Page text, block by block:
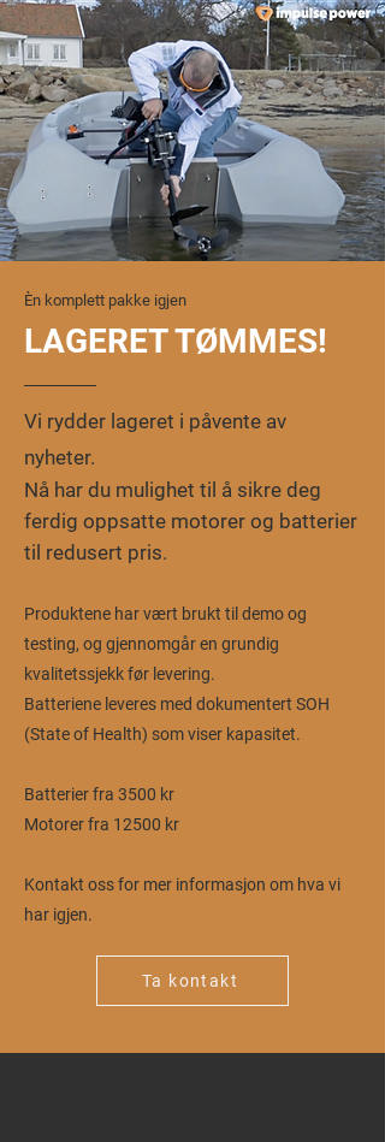
Èn komplett pakke igjen
LAGERET TØMMES!
Vi rydder lageret i påvente av
nyheter.
Nå har du mulighet til å sikre deg
ferdig oppsatte motorer og batterier
til redusert pris.
Produktene har vært brukt til demo og
testing, og gjennomgår en grundig
kvalitetssjekk før levering.
Batteriene leveres med dokumentert SOH
(State of Health) som viser kapasitet.
Batterier fra 3500 kr
Motorer fra 12500 kr
Kontakt oss for mer informasjon om hva vi
har igjen.
Ta kontakt